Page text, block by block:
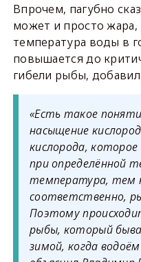
Впрочем, пагубно
может и просто жара,
температура воды в
повышается до
гибели рыбы,
«Есть такое
насыщение
кислорода,
при определённой
температура, тем
соответственно,
Поэтому
рыбы, который
зимой, когда